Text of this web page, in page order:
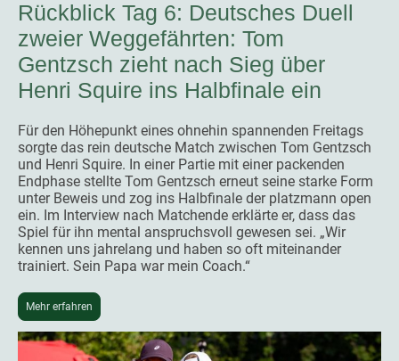
Rückblick Tag 6: Deutsches Duell
zweier Weggefährten: Tom
Gentzsch zieht nach Sieg über
Henri Squire ins Halbfinale ein
Für den Höhepunkt eines ohnehin spannenden Freitags
sorgte das rein deutsche Match zwischen Tom Gentzsch
und Henri Squire. In einer Partie mit einer packenden
Endphase stellte Tom Gentzsch erneut seine starke Form
unter Beweis und zog ins Halbfinale der platzmann open
ein. Im Interview nach Matchende erklärte er, dass das
Spiel für ihn mental anspruchsvoll gewesen sei. „Wir
kennen uns jahrelang und haben so oft miteinander
trainiert. Sein Papa war mein Coach.“
Mehr erfahren